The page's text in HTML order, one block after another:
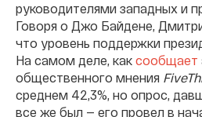
руководителями западных и
Говоря о Джо Байдене,
что уровень поддержки
На самом деле, как сообщает
общественного мнения
среднем 42,3%, но опрос,
все же был — его провел в